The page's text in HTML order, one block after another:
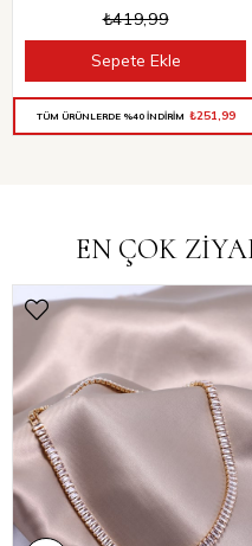
₺419,99
Sepete Ekle
TÜM ÜRÜNLERDE %40 İNDİRİM ₺251,99
EN ÇOK